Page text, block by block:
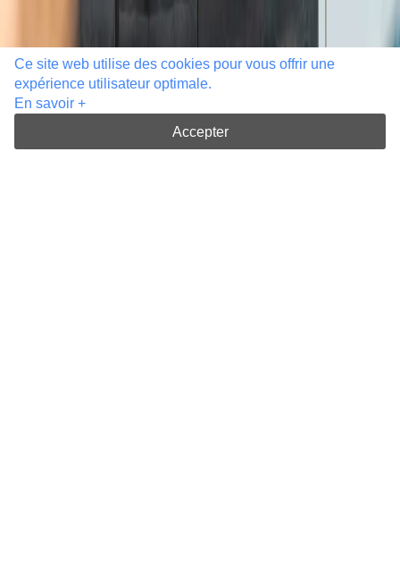
Ce site web utilise des cookies pour vous offrir une
expérience utilisateur optimale.
En savoir +
Accepter